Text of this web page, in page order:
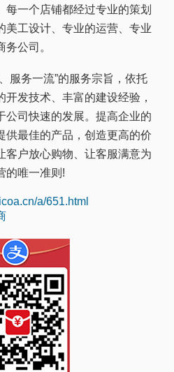
每一个店铺都经过专业的策划
美工设计、专业的运营、专业
公司。
服务一流”的服务宗旨，依托
发技术、丰富的建设经验，
公司快速的发展。提高企业的
供最佳的产品，创造更高的价
客户放心购物、让客服满意为
的唯一准则!
a/651.html